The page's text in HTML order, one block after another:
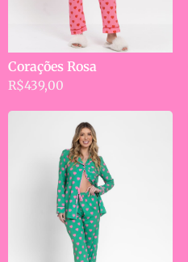
Corações Rosa
R$439,00